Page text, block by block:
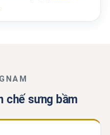
chế sưng bầm